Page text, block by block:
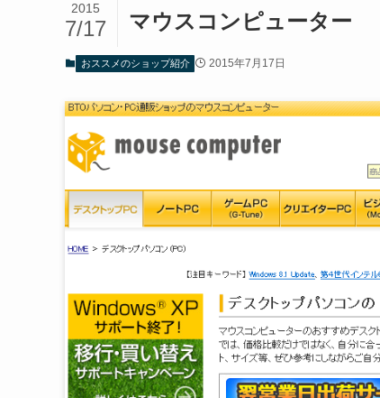
マウスコンピューター
2015
7/17
おススメのショップ紹介 2015年7月17日